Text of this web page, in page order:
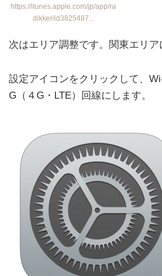
https://itunes.apple.com/jp/app/ra
dikker/id3825487...
次はエリア調整です。関東エリア
設定アイコンをクリックして、
G（４G・LTE）回線にします。